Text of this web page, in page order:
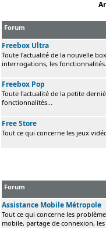
Forum
Freebox Ultra
Toute l'actualité de la nouvelle
interrogations, les fonctionnalités...
Freebox Pop
Toute l'actualité de la petite
fonctionnalités...
Free Store
Tout ce qui concerne les jeux
Forum
Assistance Mobile Métropole
Tout ce qui concerne les
mobile, partage de connexion, les